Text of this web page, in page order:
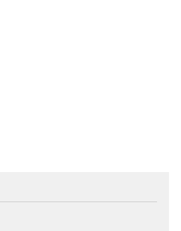
i ny flik, extern webbplats,